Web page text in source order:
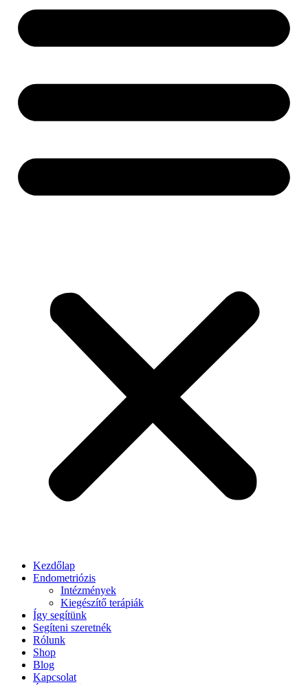
Kezdőlap
Endometriózis
Intézmények
Kiegészítő terápiák
Így segítünk
Segíteni szeretnék
Rólunk
Shop
Blog
Kapcsolat